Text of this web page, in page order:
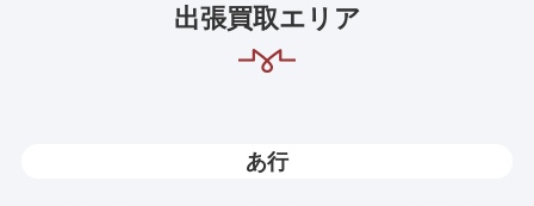
出張買取エリア
あ行